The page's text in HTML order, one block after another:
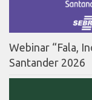
Webinar “Fala,
Santander 2026